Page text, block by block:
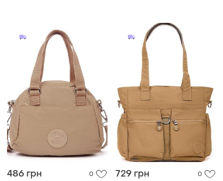
ручками jielshi 3261
486 грн 0 729 грн 0